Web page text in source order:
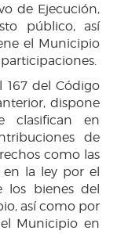
de Ejecución,
público, así
el Municipio
167 del Código
dispone
clasifican en
de
como las
en la ley por el
los bienes del
así como por
Municipio en